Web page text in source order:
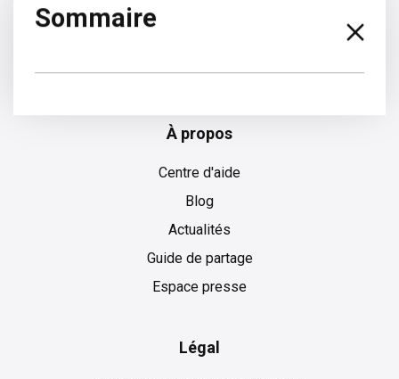
Sommaire
À propos
Centre d'aide
Blog
Actualités
Guide de partage
Espace presse
Légal